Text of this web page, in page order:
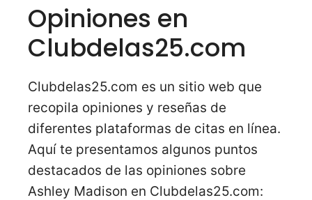
Opiniones en
Clubdelas25.com
Clubdelas25.com es un sitio web que
recopila opiniones y reseñas de
diferentes plataformas de citas en línea.
Aquí te presentamos algunos puntos
destacados de las opiniones sobre
Ashley Madison en Clubdelas25.com: